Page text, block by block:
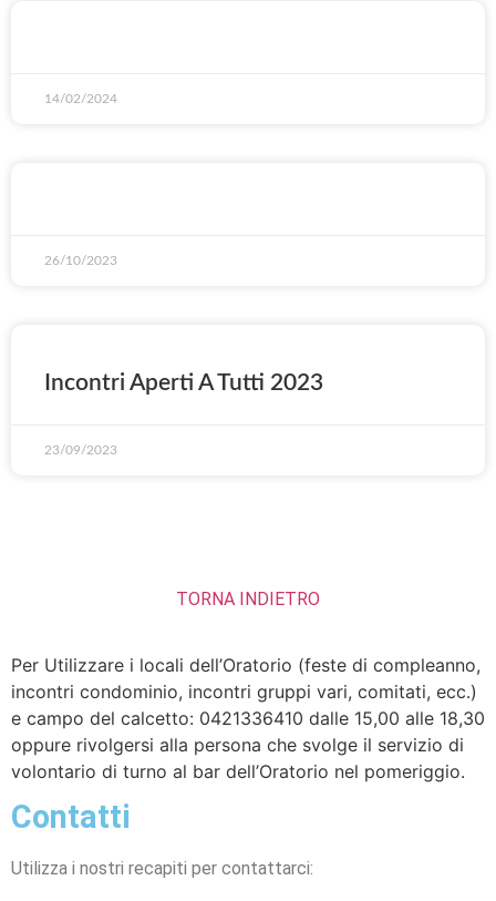
14/02/2024
26/10/2023
Incontri Aperti A Tutti 2023
23/09/2023
TORNA INDIETRO
Per Utilizzare i locali dell’Oratorio (feste di compleanno,
incontri condominio, incontri gruppi vari, comitati, ecc.)
e campo del calcetto: 0421336410 dalle 15,00 alle 18,30
oppure rivolgersi alla persona che svolge il servizio di
volontario di turno al bar dell’Oratorio nel pomeriggio.
Contatti
Utilizza i nostri recapiti per contattarci: